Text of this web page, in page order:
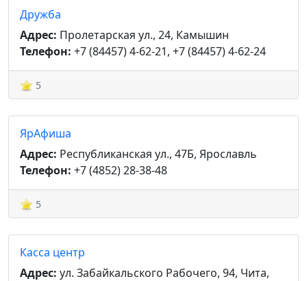
Дружба
Адрес: Пролетарская ул., 24, Камышин
Телефон: +7 (84457) 4-62-21, +7 (84457) 4-62-24
5
ЯрАфиша
Адрес: Республиканская ул., 47Б, Ярославль
Телефон: +7 (4852) 28-38-48
5
Касса центр
Адрес: ул. Забайкальского Рабочего, 94, Чита,